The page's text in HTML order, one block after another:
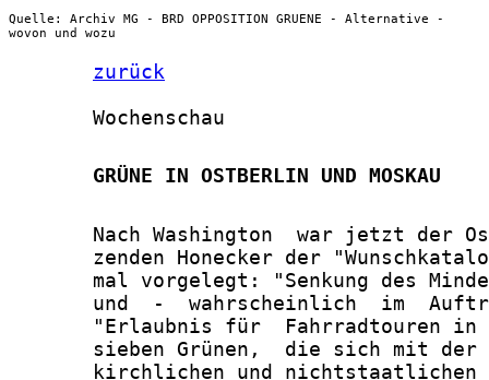
Quelle: Archiv MG - BRD OPPOSITION GRUENE - Alternative -
wovon und wozu
zurück
       Wochenschau
       GRÜNE IN OSTBERLIN UND MOSKAU
Nach Washington  war jetzt der
zenden Honecker der
mal vorgelegt: "Senkung des
und  -  wahrscheinlich  im
"Erlaubnis für  Fahrradtouren
sieben Grünen,  die sich mit
kirchlichen und